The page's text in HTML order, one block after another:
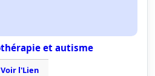
et autisme
Voir l'Lien